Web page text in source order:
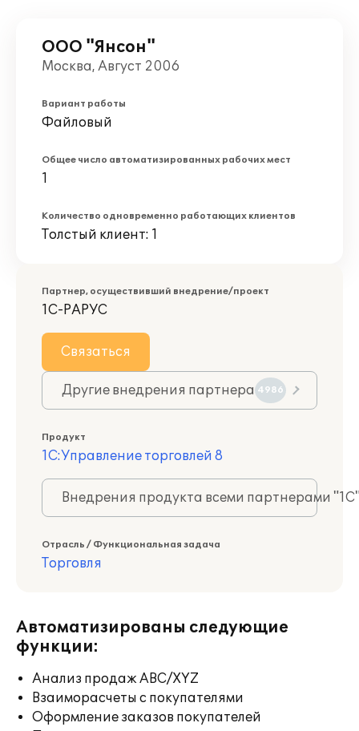
ООО "Янсон"
Москва, Август 2006
Вариант работы
Файловый
Общее число автоматизированных рабочих мест
1
Количество одновременно работающих клиентов
Толстый клиент: 1
Партнер, осуществивший внедрение/проект
1С-РАРУС
Связаться
Другие внедрения партнера 4986
Продукт
1С:Управление торговлей 8
Внедрения продукта всеми партнерами
Отрасль / Функциональная задача
Торговля
Автоматизированы следующие
функции:
Анализ продаж ABC/XYZ
Взаиморасчеты с покупателями
Оформление заказов покупателей